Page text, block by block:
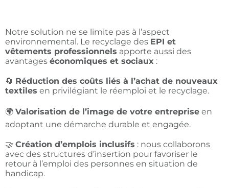
Notre solution ne se limite pas à l’aspect
environnemental. Le recyclage des EPI et
vêtements professionnels apporte aussi des
avantages économiques et sociaux :
🔄 Réduction des coûts liés à l’achat de nouveaux
textiles en privilégiant le réemploi et le recyclage.
🌍 Valorisation de l’image de votre entreprise en
adoptant une démarche durable et engagée.
🤝 Création d’emplois inclusifs : nous collaborons
avec des structures d’insertion pour favoriser le
retour à l’emploi des personnes en situation de
handicap.